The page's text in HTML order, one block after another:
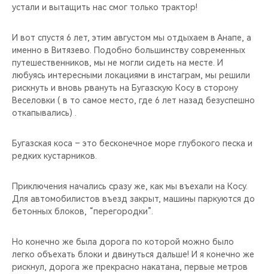
устали и вытащить нас смог только трактор!
И вот спустя 6 лет, этим августом мы отдыхаем в Анапе, а
именно в Витязево. Подобно большинству современных
путешественников, мы не могли сидеть на месте. И
любуясь интересными локациями в инстаграм, мы решили
рискнуть и вновь рвануть на Бугазскую Косу в сторону
Веселовки ( в то самое место, где 6 лет назад безуспешно
откапывались) .
Бугазская коса – это бесконечное море глубокого песка и
редких кустарников.
Приключения начались сразу же, как мы въехали на Косу.
Для автомобилистов въезд закрыт, машины паркуются до
бетонных блоков, “перегородки”.
Но конечно же была дорога по которой можно было
легко объехать блоки и двинуться дальше! И я конечно же
рискнул, дорога же прекрасно накатана, первые метров